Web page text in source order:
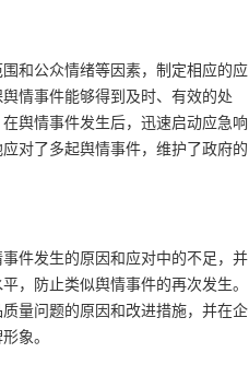
和公众情绪等因素，制定相应的应
情事件能够得到及时、有效的处
舆情事件发生后，迅速启动应急响
对了多起舆情事件，维护了政府的
件发生的原因和应对中的不足，并
，防止类似舆情事件的再次发生。
量问题的原因和改进措施，并在企
象。